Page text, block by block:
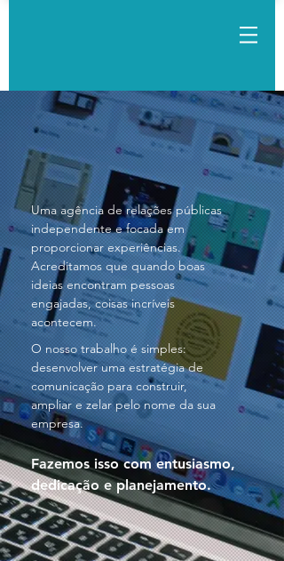
Uma agência de relações públicas
independente e focada em
proporcionar experiências.
Acreditamos que quando boas
ideias encontram pessoas
engajadas, coisas incríveis
acontecem.
O nosso trabalho é simples:
desenvolver uma estratégia de
comunicação para construir,
ampliar e zelar pelo nome da sua
empresa.
Fazemos isso com entusiasmo,
dedicação e planejamento.